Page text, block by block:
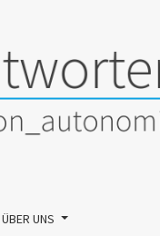
Entwicklungen
ÜBER UNS